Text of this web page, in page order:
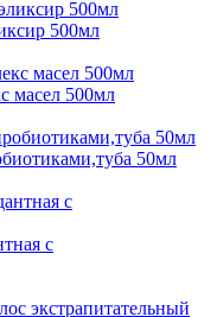
500мл
масел 500мл
50мл
с